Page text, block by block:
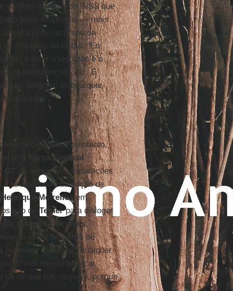
vendam imóveis do INSS que
pelas empresas — mais
retirada de recursos da
Receitas da União. “Eu
fiz, e dizer a ele: ‘não é o
da previdência]”, diz. E
dirigente de qualquer
questões”.
é necessária, no entanto,
a
Força Sindical
de agora: em declarações
relativização da noção de
Henrique Meirelles em
de Temerpara dialogar
Carlos Gonçalves,
não é sinônimo de
promete “contestar” qualquer
“O movimento sindical,
pé de que não negocia, porque